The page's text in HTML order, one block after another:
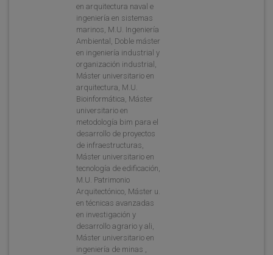
en arquitectura naval e
ingeniería en sistemas
marinos, M.U. Ingeniería
Ambiental, Doble máster
en ingeniería industrial y
organización industrial,
Máster universitario en
arquitectura, M.U.
Bioinformática, Máster
universitario en
metodología bim para el
desarrollo de proyectos
de infraestructuras,
Máster universitario en
tecnología de edificación,
M.U. Patrimonio
Arquitectónico, Máster u.
en técnicas avanzadas
en investigación y
desarrollo agrario y ali,
Máster universitario en
ingeniería de minas ,